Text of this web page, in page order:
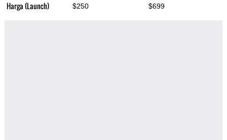
Harga (Launch) $250 $699